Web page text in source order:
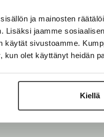
ja mainosten
Lisäksi jaamme
käytät sivustoamme.
kun olet käyttänyt heidän
Kiellä